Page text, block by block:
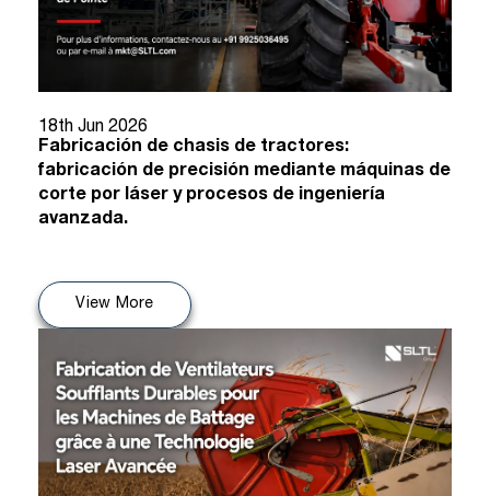
18th Jun 2026
Fabricación de chasis de tractores:
fabricación de precisión mediante máquinas de
corte por láser y procesos de ingeniería
avanzada.
View More